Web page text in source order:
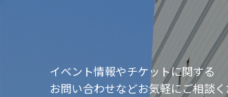
イベント情報やチケットに関する
お問い合わせなどお気軽にご相談く